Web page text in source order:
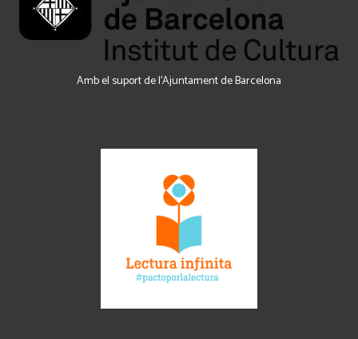
Amb el suport de l’Ajuntament de Barcelona